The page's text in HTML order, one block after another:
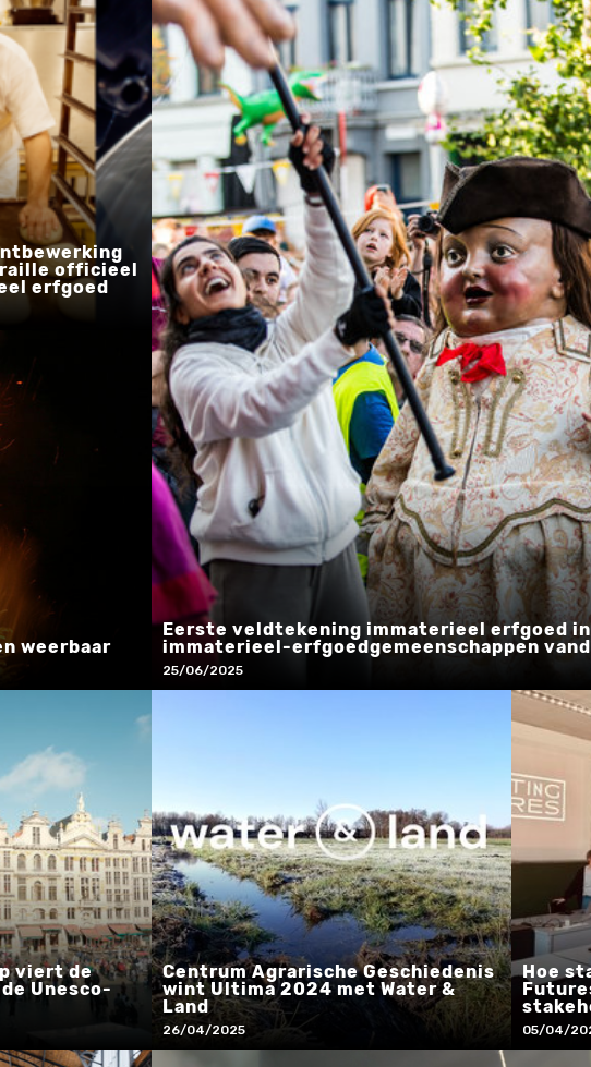
officieel
erfgoed
weerbaar
Eerste veldtekening immaterieel erfgoed in
immaterieel-erfgoedgemeenschappen
25/06/2025
viert de
Unesco-
Centrum Agrarische Geschiedenis
wint Ultima 2024 met Water &
Land
26/04/2025
Hoe
05/04/